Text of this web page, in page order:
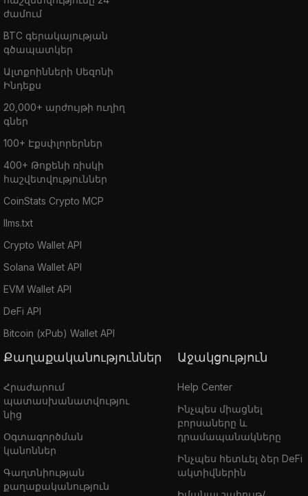
ժամում
BTC գերակայության
գծապատկեր
Ալտքոինների Սեզոնի
Ինդեքս
20,000+ արժույթի ուղիղ
գներ
100+ Էքսփլորերներ
400+ Թոքենի ռիսկի
հաշվետվություններ
CoinStats Crypto MCP
llms.txt
Crypto Wallet API
Solana Wallet API
EVM Wallet API
DeFi API
Bitcoin (xPub) Wallet API
Քաղաքականություններ
Հրաժարում
պատասխանատվությու
նից
Օգտագործման
կանոններ
Գաղտնիության
քաղաքականություն
Աջակցություն
Help Center
Ինչպես միացնել
բորսաները և
դրամապանակները
Ինչպես հետևել ձեր DeFi
ակտիվներին